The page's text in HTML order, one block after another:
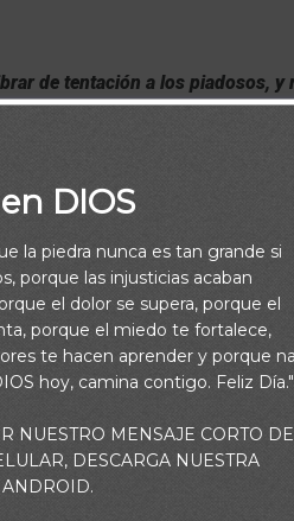
de tentación a los piadosos,
DIOS
la piedra nunca es tan grande si
porque las injusticias acaban
el dolor se supera, porque el
porque el miedo te fortalece,
te hacen aprender y porque
hoy, camina contigo. Feliz Día."
NUESTRO MENSAJE CORTO
DESCARGA NUESTRA